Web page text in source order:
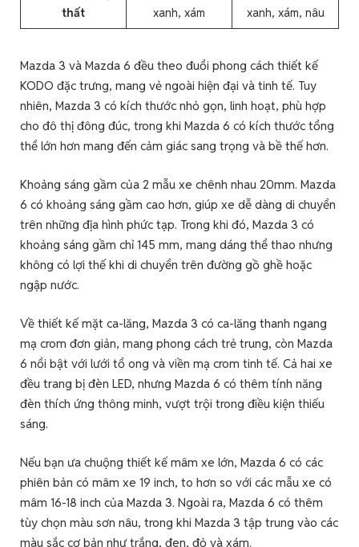
thất
xanh, xám
xanh, xám, nâu
Mazda 3 và Mazda 6 đều theo đuổi phong cách thiết kế
KODO đặc trưng, mang vẻ ngoài hiện đại và tinh tế. Tuy
nhiên, Mazda 3 có kích thước nhỏ gọn, linh hoạt, phù hợp
cho đô thị đông đúc, trong khi Mazda 6 có kích thước tổng
thể lớn hơn mang đến cảm giác sang trọng và bề thế hơn.
Khoảng sáng gầm của 2 mẫu xe chênh nhau 20mm. Mazda
6 có khoảng sáng gầm cao hơn, giúp xe dễ dàng di chuyển
trên những địa hình phức tạp. Trong khi đó, Mazda 3 có
khoảng sáng gầm chỉ 145 mm, mang dáng thể thao nhưng
không có lợi thế khi di chuyển trên đường gồ ghề hoặc
ngập nước.
Về thiết kế mặt ca-lăng, Mazda 3 có ca-lăng thanh ngang
mạ crom đơn giản, mang phong cách trẻ trung, còn Mazda
6 nổi bật với lưới tổ ong và viền mạ crom tinh tế. Cả hai xe
đều trang bị đèn LED, nhưng Mazda 6 có thêm tính năng
đèn thích ứng thông minh, vượt trội trong điều kiện thiếu
sáng.
Nếu bạn ưa chuộng thiết kế mâm xe lớn, Mazda 6 có các
phiên bản có mâm xe 19 inch, to hơn so với các mẫu xe có
mâm 16-18 inch của Mazda 3. Ngoài ra, Mazda 6 có thêm
tùy chọn màu sơn nâu, trong khi Mazda 3 tập trung vào các
màu sắc cơ bản như trắng, đen, đỏ và xám.